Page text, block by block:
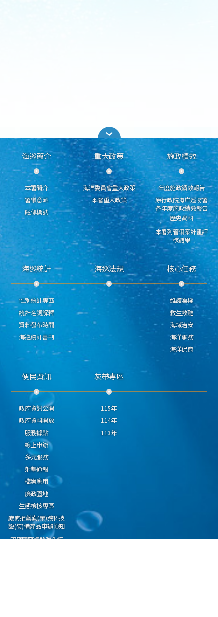
海巡簡介
本署簡介
署徽意涵
舷側標誌
重大政策
海洋委員會重大政策
本署重大政策
施政績效
年度施政績效報告
原行政院海岸巡防署
各年度施政績效報告
歷史資料
本署列管個案計畫評
核結果
海巡統計
性別統計專區
統計名詞解釋
資料發布時間
海巡統計書刊
海巡法規 核心任務
維護漁權
救生救難
海域治安
海洋事務
海洋保育
便民資訊
政府資訊公開
政府資料開放
服務據點
線上申辦
多元服務
射擊通報
檔案應用
廉政園地
生態檢核專區
廠商推薦勤(業)務科技
設(裝)備產品申辦須知
因應國際情勢強化經
灰帶專區
115年
114年
113年